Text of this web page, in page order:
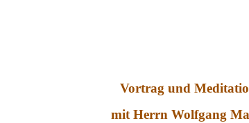
Vortrag und
mit Herrn Wolfgang